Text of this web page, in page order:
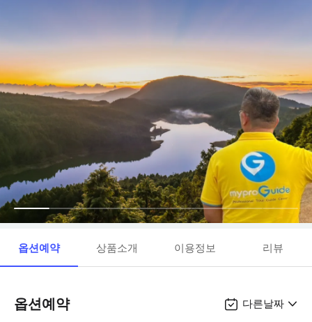
옵션예약 상품소개 이용정보 리뷰
옵션예약 다른날짜